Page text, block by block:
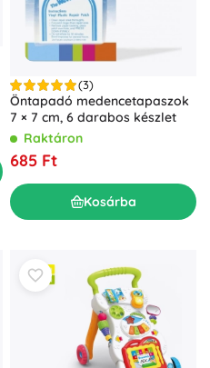
(3)
Öntapadó medencetapaszok
7 × 7 cm, 6 darabos készlet
Raktáron
685 Ft
Kosárba